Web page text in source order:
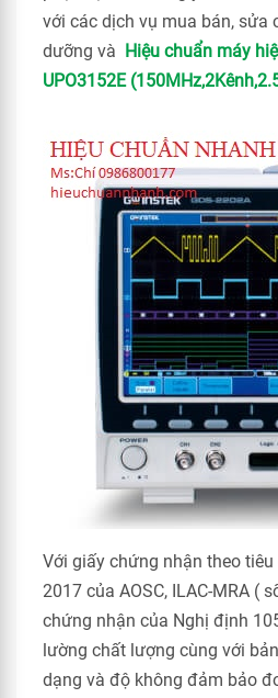
với các dịch vụ mua bán, sửa
dưỡng và Hiệu chuẩn máy
UPO3152E
Với giấy chứng nhận theo tiêu
2017 của AOSC, ILAC-MRA (
chứng nhận của Nghị định
lường chất lượng cùng với
dạng và độ không đảm bảo